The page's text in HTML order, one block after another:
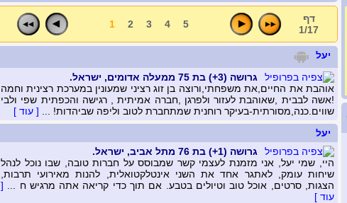
דף
1/17
1 2 3 4 5
יעל
גרושה (3+) בת 75 ממעלה אדומים, ישראל.
אוהבת את החיים,את משפחתי,ורוצה בן זוג רציני שמעונין במערכת רצינית וחמה
!אשה לבבית ,שאוהבת לעזור ולפרגן ,חברה אמיתית , רגישה והכפתית שפי ולבי
שווים.כנה,מסורתית-בעיקר רוחנית שמתחברת לטוב וליפה שביהדות! ... [ עוד ]
יעל
גרושה (1+) בת 76 מתל אביב, ישראל.
היי, שמי יעל, אני מזמנת לעצמי קשר שמבוסס על חברות טובה, שבו נוכל לנהל
שיחות עומק, לאתגר אחד את השני אינטלקטואלית, להנות מאירועי תרבות,
הצגות, סרטים, אוכל טוב וטיולים בטבע. אם תוך כדי קריאה אתה מרגיש ח ... [
עוד ]